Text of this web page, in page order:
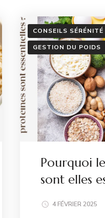
CONSEILS SÉRÉNITÉ
GESTION DU POIDS
Pourquoi
sont elles
4 FÉVRIER 2025